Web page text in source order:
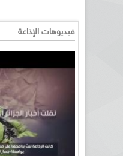
فيديوهات الإذاعة